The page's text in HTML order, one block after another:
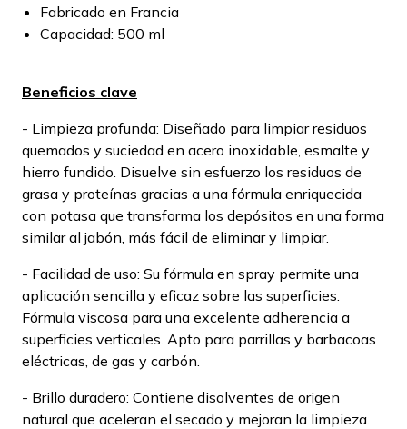
Fabricado en Francia
Capacidad: 500 ml
Beneficios clave
- Limpieza profunda: Diseñado para limpiar residuos
quemados y suciedad en acero inoxidable, esmalte y
hierro fundido. Disuelve sin esfuerzo los residuos de
grasa y proteínas gracias a una fórmula enriquecida
con potasa que transforma los depósitos en una forma
similar al jabón, más fácil de eliminar y limpiar.
- Facilidad de uso: Su fórmula en spray permite una
aplicación sencilla y eficaz sobre las superficies.
Fórmula viscosa para una excelente adherencia a
superficies verticales. Apto para parrillas y barbacoas
eléctricas, de gas y carbón.
- Brillo duradero: Contiene disolventes de origen
natural que aceleran el secado y mejoran la limpieza.